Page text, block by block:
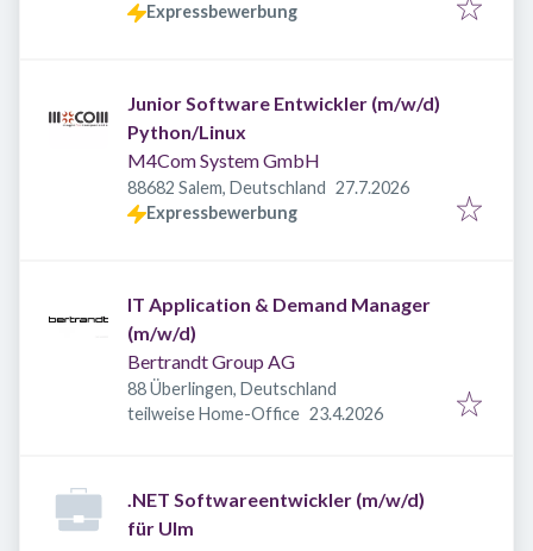
Expressbewerbung
Junior Software Entwickler (m/w/d)
Python/Linux
M4Com System GmbH
88682 Salem, Deutschland Veröffentlicht
27.7.2026
Expressbewerbung
IT Application & Demand Manager
(m/w/d)
Bertrandt Group AG
88 Überlingen, Deutschland
teilweise Home-Office Veröffentlicht
23.4.2026
.NET Softwareentwickler (m/w/d)
für Ulm